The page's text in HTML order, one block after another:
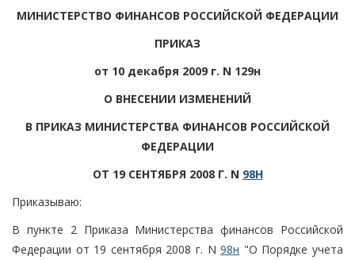
МИНИСТЕРСТВО ФИНАНСОВ РОССИЙСКОЙ ФЕДЕРАЦИИ
ПРИКАЗ
от 10 декабря 2009 г. N 129н
О ВНЕСЕНИИ ИЗМЕНЕНИЙ
В ПРИКАЗ МИНИСТЕРСТВА ФИНАНСОВ РОССИЙСКОЙ
ФЕДЕРАЦИИ
ОТ 19 СЕНТЯБРЯ 2008 Г. N 98Н
Приказываю:
В пункте 2 Приказа Министерства финансов Российской
Федерации от 19 сентября 2008 г. N98н "О Порядке учета